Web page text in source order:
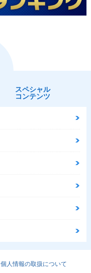
スペシャル
コンテンツ
個人情報の取扱について